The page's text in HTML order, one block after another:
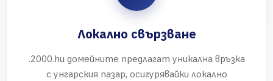
Локално свързване
.2000.hu домейните предлагат уникална връзка
с унгарския пазар, осигурявайки локално